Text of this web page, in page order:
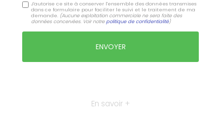
J'autorise ce site à conserver l'ensemble des données transmises
dans ce formulaire pour faciliter le suivi et le traitement de ma
demande. (Aucune exploitation commerciale ne sera faite des
données concervées. Voir notrepolitique de confidentialité)
En savoir +